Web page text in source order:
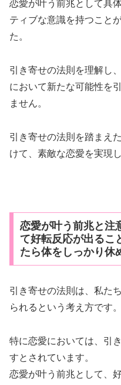
恋愛が叶う前兆として具
ティブな意識を持つこと
た。
引き寄せの法則を理解し
において新たな可能性を
ません。
引き寄せの法則を踏まえ
けて、素敵な恋愛を実現
恋愛が叶う前兆と注
て好転反応が出るこ
たら体をしっかり休
引き寄せの法則は、私た
られるという考え方です。
特に恋愛においては、引
すとされています。
恋愛が叶う前兆として、